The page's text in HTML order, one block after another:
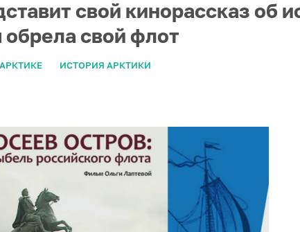
свой кинорассказ об
обрела свой флот
ИСТОРИЯ АРКТИКИ